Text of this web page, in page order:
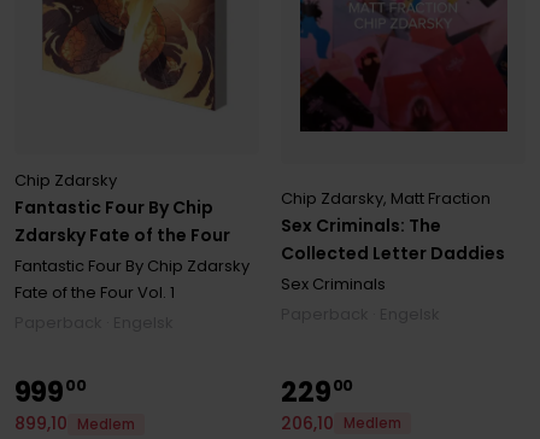
Fantastic Four By Chip
Zdarsky Fate of the Four
Chip Zdarsky
Fantastic Four By Chip Zdarsky
Fate of the Four Vol. 1
Sex Criminals: The
Collected Letter Daddies
Chip Zdarsky, Matt Fraction
Sex Criminals
99900
899,10
Medlem
22900
206,10
Medlem